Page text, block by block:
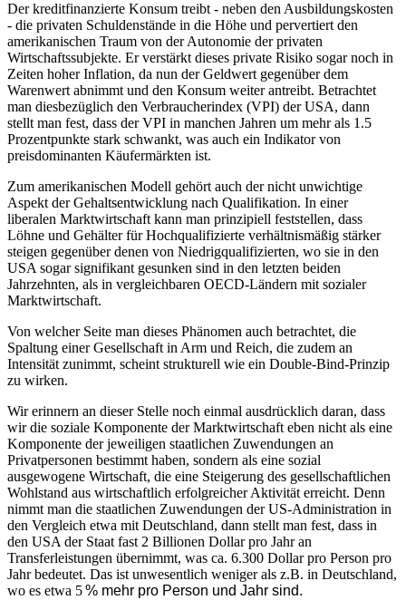
Der kreditfinanzierte Konsum treibt - neben den Ausbildungskosten
- die privaten Schuldenstände in die Höhe und pervertiert den
amerikanischen Traum von der Autonomie der privaten
Wirtschaftssubjekte. Er verstärkt dieses private Risiko sogar noch in
Zeiten hoher Inflation, da nun der Geldwert gegenüber dem
Warenwert abnimmt und den Konsum weiter antreibt. Betrachtet
man diesbezüglich den Verbraucherindex (VPI) der USA, dann
stellt man fest, dass der VPI in manchen Jahren um mehr als 1.5
Prozentpunkte stark schwankt, was auch ein Indikator von
preisdominanten Käufermärkten ist.
Zum amerikanischen Modell gehört auch der nicht unwichtige
Aspekt der Gehaltsentwicklung nach Qualifikation. In einer
liberalen Marktwirtschaft kann man prinzipiell feststellen, dass
Löhne und Gehälter für Hochqualifizierte verhältnismäßig stärker
steigen gegenüber denen von Niedrigqualifizierten, wo sie in den
USA sogar signifikant gesunken sind in den letzten beiden
Jahrzehnten, als in vergleichbaren OECD-Ländern mit sozialer
Marktwirtschaft.
Von welcher Seite man dieses Phänomen auch betrachtet, die
Spaltung einer Gesellschaft in Arm und Reich, die zudem an
Intensität zunimmt, scheint strukturell wie ein Double-Bind-Prinzip
zu wirken.
Wir erinnern an dieser Stelle noch einmal ausdrücklich daran, dass
wir die soziale Komponente der Marktwirtschaft eben nicht als eine
Komponente der jeweiligen staatlichen Zuwendungen an
Privatpersonen bestimmt haben, sondern als eine sozial
ausgewogene Wirtschaft, die eine Steigerung des gesellschaftlichen
Wohlstand aus wirtschaftlich erfolgreicher Aktivität erreicht. Denn
nimmt man die staatlichen Zuwendungen der US-Administration in
den Vergleich etwa mit Deutschland, dann stellt man fest, dass in
den USA der Staat fast 2 Billionen Dollar pro Jahr an
Transferleistungen übernimmt, was ca. 6.300 Dollar pro Person pro
Jahr bedeutet. Das ist unwesentlich weniger als z.B. in Deutschland,
wo es etwa 5% mehr pro Person und Jahr sind.